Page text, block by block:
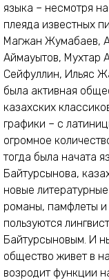
языка – несмотря
плеяда известных
Магжан Жумабаев,
Аймауытов, Мухтар
Сейфуллин, Ильяс
была активная
казахских
графики – с
огромное
тогда была начата
Байтурсынова,
новые
романы, памфлеты и
пользуются
Байтурсыновым. И
общество живет в
возродит функции